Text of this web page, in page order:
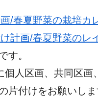
/春夏野菜の栽培カ
計画/春夏野菜のレ
す。
人区画、共同区画
片付けをお願いしま